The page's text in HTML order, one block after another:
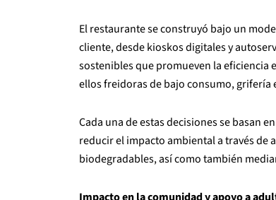
El restaurante se construyó bajo un
cliente, desde kioskos digitales y
sostenibles que promueven la eficiencia
ellos freidoras de bajo consumo,
Cada una de estas decisiones se basan
reducir el impacto ambiental a través de
biodegradables, así como también